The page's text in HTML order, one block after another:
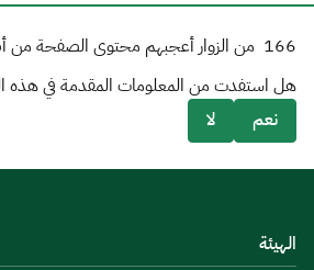
166 من الزوار أعجبهم محتوى الصفحة
هل استفدت من المعلومات المقدمة في هذه
نعم
لا
الهيئة